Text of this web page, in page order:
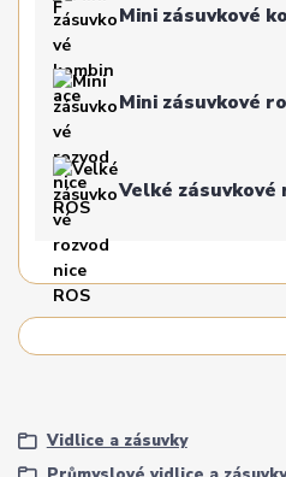
Mini zásuvkové
Mini zásuvkové
Velké zásuvkové
Vidlice a zásuvky